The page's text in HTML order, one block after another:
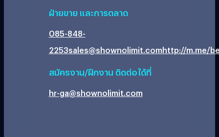
ฝ่ายขาย และการตลาด
085-848-
2253sales@shownolimit.comhttp://m.me/
สมัครงาน/ฝึกงาน ติดต่อได้ที่
hr-ga@shownolimit.com